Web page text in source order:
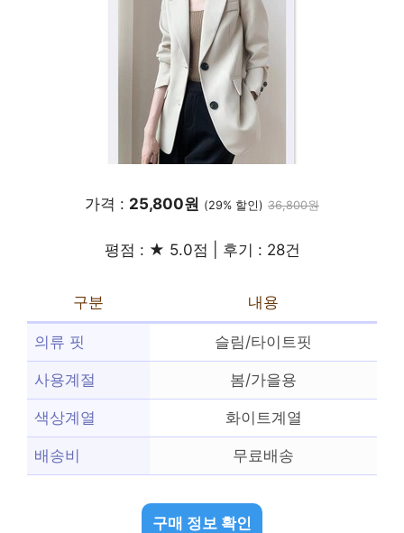
가격 : 25,800원 (29% 할인) 36,800원
평점 : ★ 5.0점 | 후기 : 28건
구분 내용
의류 핏 슬림/타이트핏
사용계절 봄/가을용
색상계열 화이트계열
배송비 무료배송
구매 정보 확인